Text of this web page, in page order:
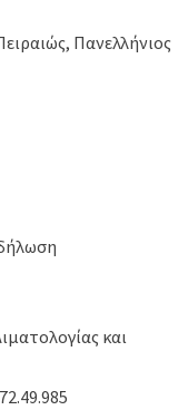
Πανελλήνιος
και